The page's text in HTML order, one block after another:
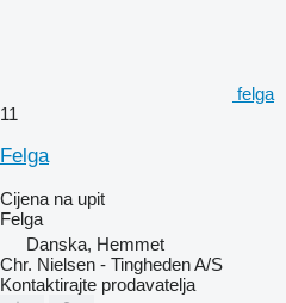
felga
11
Felga
Cijena na upit
Felga
Danska, Hemmet
Chr. Nielsen - Tingheden A/S
Kontaktirajte prodavatelja